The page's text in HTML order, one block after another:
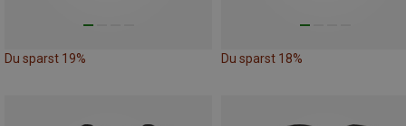
Du sparst 19% Du sparst 18%